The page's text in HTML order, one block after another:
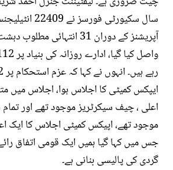
سال سکیورٹی
آپریشنز کے دوران 31
ایپکس کمیٹی کا اجلاس ہوا، اجلاس میں
اعلی ، چیف سیکرٹریز موجود تھے اور
موجود تھے، اپیکس کمیٹی اجلاس کا ایک
جس میں کہا گیا ہمیں ایک قومی اتفاق
گردی کی پالیسی بنانی ہے۔